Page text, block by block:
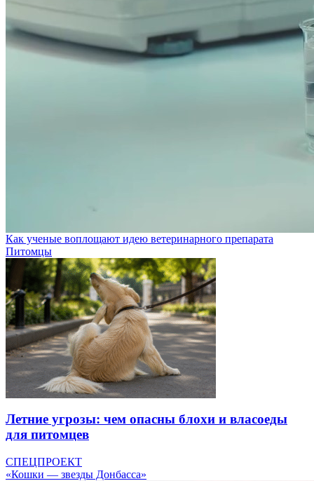
Как ученые воплощают идею ветеринарного препарата
Питомцы
Летние угрозы: чем опасны блохи и власоеды
для питомцев
СПЕЦПРОЕКТ
«Кошки — звезды Донбасса»